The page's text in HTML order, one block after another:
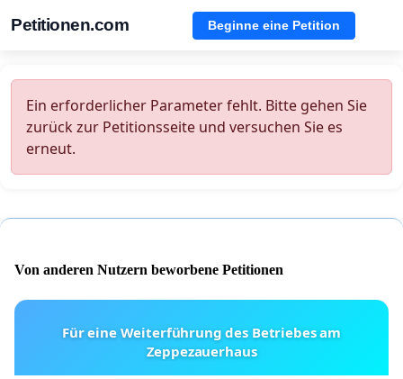
Petitionen.com Beginne eine Petition
Ein erforderlicher Parameter fehlt. Bitte gehen Sie
zurück zur Petitionsseite und versuchen Sie es
erneut.
Von anderen Nutzern beworbene Petitionen
Für eine Weiterführung des Betriebes am
Zeppezauerhaus